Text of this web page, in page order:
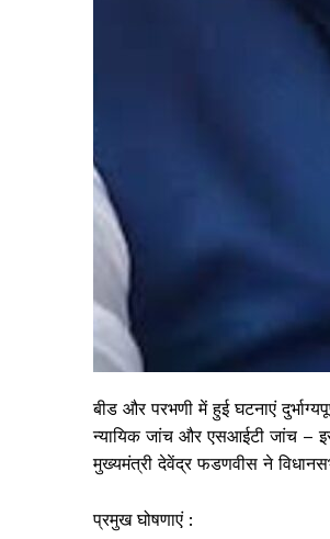
बीड और परभणी में हुई घटनाएं
न्यायिक जांच और एसआईटी जांच – इस
मुख्यमंत्री देवेंद्र फडणवीस ने
प्रमुख घोषणाएं :